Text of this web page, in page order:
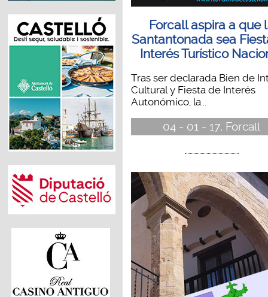
Forcall aspira a que
Santantonada sea
Interés Turístico
Tras ser declarada Bien de
Cultural y Fiesta de Interés
Autonómico, la...
04 - 01 - 17, Forcall